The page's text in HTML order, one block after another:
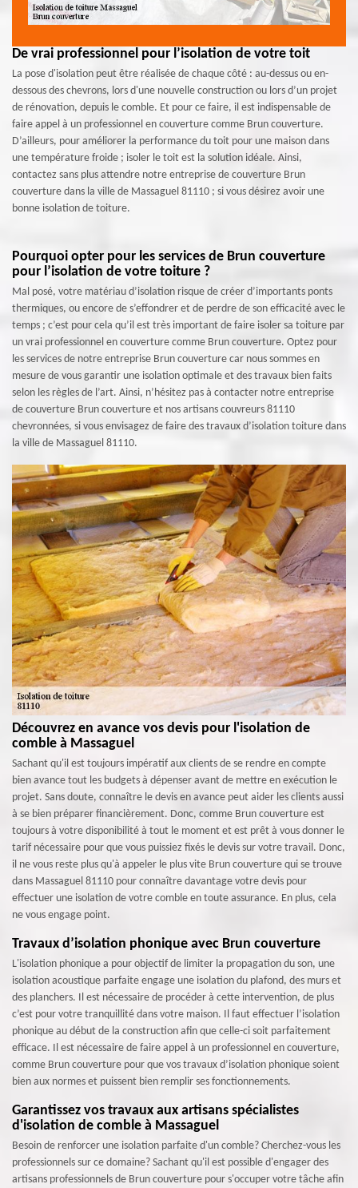
De vrai professionnel pour l’isolation de votre toit
La pose d'isolation peut être réalisée de chaque côté : au-dessus ou en-
dessous des chevrons, lors d'une nouvelle construction ou lors d’un projet
de rénovation, depuis le comble. Et pour ce faire, il est indispensable de
faire appel à un professionnel en couverture comme Brun couverture.
D’ailleurs, pour améliorer la performance du toit pour une maison dans
une température froide ; isoler le toit est la solution idéale. Ainsi,
contactez sans plus attendre notre entreprise de couverture Brun
couverture dans la ville de Massaguel 81110 ; si vous désirez avoir une
bonne isolation de toiture.
Pourquoi opter pour les services de Brun couverture
pour l’isolation de votre toiture ?
Mal posé, votre matériau d’isolation risque de créer d’importants ponts
thermiques, ou encore de s’effondrer et de perdre de son efficacité avec le
temps ; c’est pour cela qu’il est très important de faire isoler sa toiture par
un vrai professionnel en couverture comme Brun couverture. Optez pour
les services de notre entreprise Brun couverture car nous sommes en
mesure de vous garantir une isolation optimale et des travaux bien faits
selon les règles de l’art. Ainsi, n’hésitez pas à contacter notre entreprise
de couverture Brun couverture et nos artisans couvreurs 81110
chevronnées, si vous envisagez de faire des travaux d’isolation toiture dans
la ville de Massaguel 81110.
Découvrez en avance vos devis pour l'isolation de
comble à Massaguel
Sachant qu'il est toujours impératif aux clients de se rendre en compte
bien avance tout les budgets à dépenser avant de mettre en exécution le
projet. Sans doute, connaître le devis en avance peut aider les clients aussi
à se bien préparer financièrement. Donc, comme Brun couverture est
toujours à votre disponibilité à tout le moment et est prêt à vous donner le
tarif nécessaire pour que vous puissiez fixés le devis sur votre travail. Donc,
il ne vous reste plus qu'à appeler le plus vite Brun couverture qui se trouve
dans Massaguel 81110 pour connaître davantage votre devis pour
effectuer une isolation de votre comble en toute assurance. En plus, cela
ne vous engage point.
Travaux d’isolation phonique avec Brun couverture
L'isolation phonique a pour objectif de limiter la propagation du son, une
isolation acoustique parfaite engage une isolation du plafond, des murs et
des planchers. Il est nécessaire de procéder à cette intervention, de plus
c’est pour votre tranquillité dans votre maison. Il faut effectuer l’isolation
phonique au début de la construction afin que celle-ci soit parfaitement
efficace. Il est nécessaire de faire appel à un professionnel en couverture,
comme Brun couverture pour que vos travaux d’isolation phonique soient
bien aux normes et puissent bien remplir ses fonctionnements.
Garantissez vos travaux aux artisans spécialistes
d'isolation de comble à Massaguel
Besoin de renforcer une isolation parfaite d'un comble? Cherchez-vous les
professionnels sur ce domaine? Sachant qu'il est possible d'engager des
artisans professionnels de Brun couverture pour s'occuper votre tâche afin